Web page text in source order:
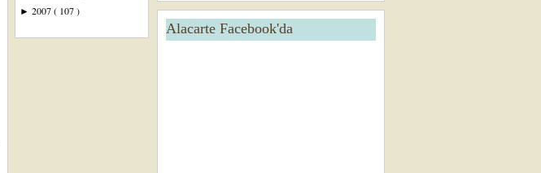
► 2007( 107 )
Alacarte Facebook'da